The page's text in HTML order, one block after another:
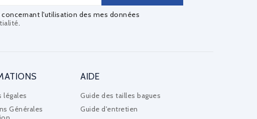
l'utilisation des mes données
.
légales
Générales
AIDE
Guide des tailles bagues
Guide d'entretien